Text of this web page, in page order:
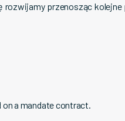
rozwijamy przenosząc
a mandate contract.